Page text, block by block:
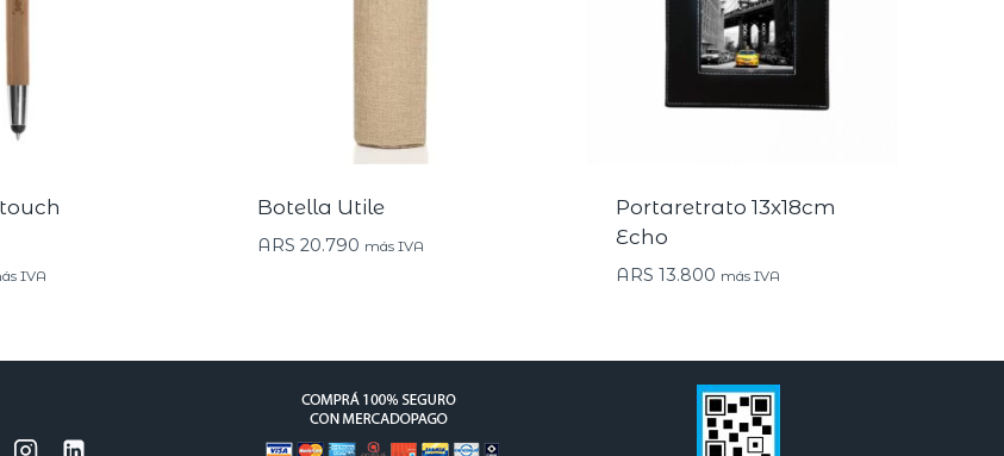
IVA
Botella Utile
ARS 20.790 más IVA
Portaretrato 13x18cm
Echo
ARS 13.800 más IVA